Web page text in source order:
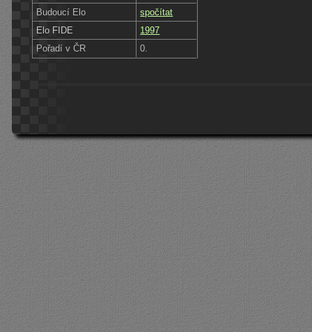
Budoucí Elo
spočítat
Elo FIDE
1997
Pořadí v ČR
0.